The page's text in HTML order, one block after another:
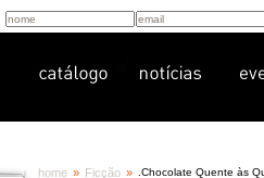
home » Ficção » Chocolate Quente às